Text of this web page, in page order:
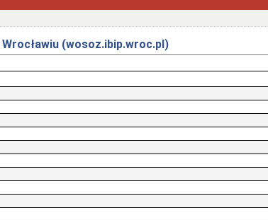
(wosoz.ibip.wroc.pl)